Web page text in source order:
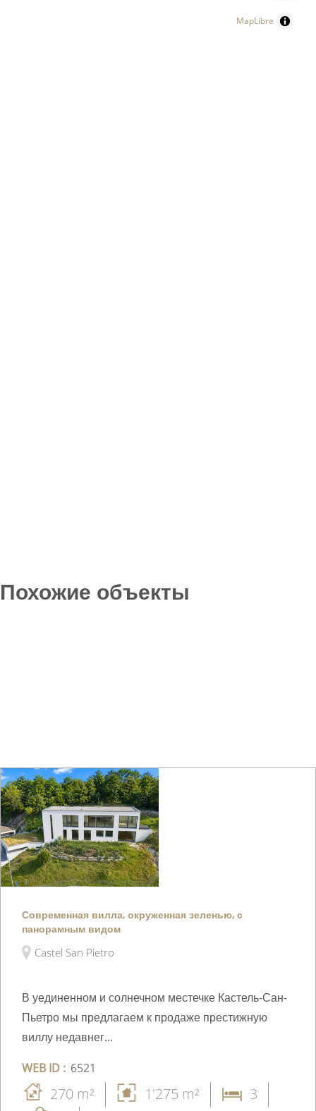
MapLibre
Похожие объекты
Современная вилла, окруженная зеленью, с
панорамным видом
Castel San Pietro
В уединенном и солнечном местечке Кастель-Сан-
Пьетро мы предлагаем к продаже престижную
виллу недавнег...
WEB ID : 6521
270 m² 1'275 m²
3